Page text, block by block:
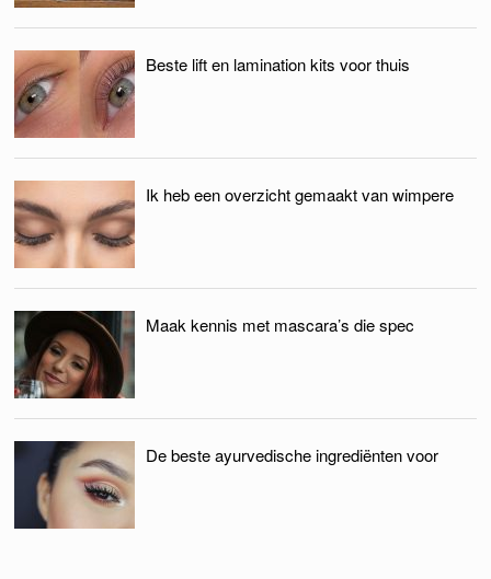
Beste lift en lamination kits voor thuis
Ik heb een overzicht gemaakt van wimpere
Maak kennis met mascara’s die spec
De beste ayurvedische ingrediënten voor